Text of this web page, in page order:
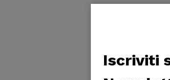
Iscriviti